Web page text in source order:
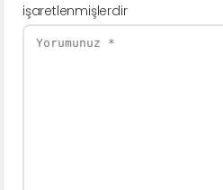
işaretlenmişlerdir